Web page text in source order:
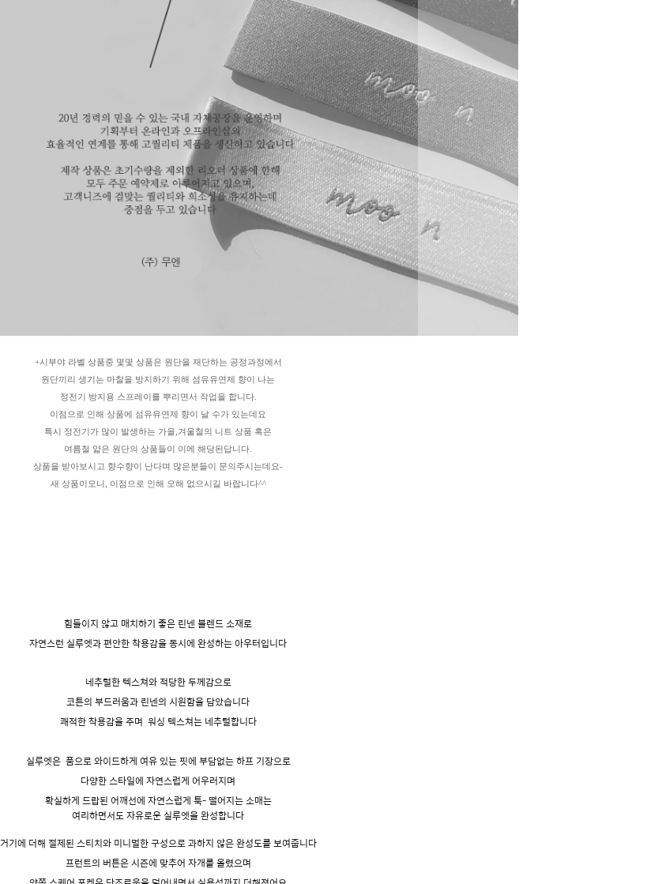
+시부야 라벨 상품중 몇몇 상품은 원단을 재단하는 공정과정에서
원단끼리 생기는 마찰을 방지하기 위해 섬유유연제 향이 나는
정전기 방지용 스프레이를 뿌리면서 작업을 합니다.
이점으로 인해 상품에 섬유유연제 향이 날 수가 있는데요
특시 정전기가 많이 발생하는 가을,겨울철의 니트 상품 혹은
여름철 얇은 원단의 상품들이 이에 해당된답니다.
상품을 받아보시고 향수향이 난다며 많은분들이 문의주시는데요-
새 상품이오니, 이점으로 인해 오해 없으시길 바랍니다^^
힘들이지 않고 매치하기 좋은 린넨 블렌드 소재로
자연스런 실루엣과 편안한 착용감을 동시에 완성하는 아우터입니다
네추럴한 텍스쳐와 적당한 두께감으로
코튼의 부드러움과 린넨의 시원함을 담았습니다
쾌적한 착용감을 주며 워싱 텍스쳐는 네추럴합니다
실루엣은 품으로 와이드하게 여유 있는 핏에 부담없는 하프 기장으로
다양한 스타일에 자연스럽게 어우러지며
확실하게 드랍된 어깨선에 자연스럽게 툭- 떨어지는 소매는
여리하면서도 자유로운 실루엣을 완성합니다
거기에 더해 절제된 스티치와 미니멀한 구성으로 과하지 않은 완성도를 보여줍니다
프런트의 버튼은 시즌에 맞추어 자개를 올렸으며